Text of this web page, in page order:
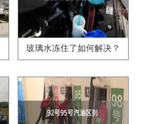
玻璃水冻住了如何解决？